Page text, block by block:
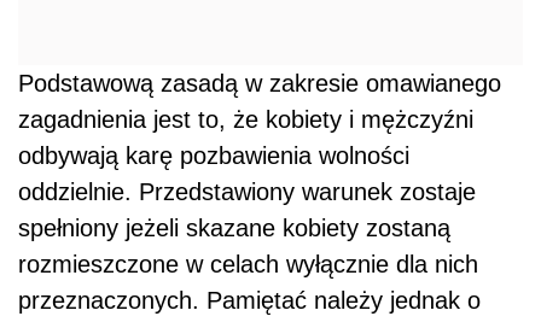
Podstawową zasadą w zakresie omawianego
zagadnienia jest to, że kobiety i mężczyźni
odbywają karę pozbawienia wolności
oddzielnie. Przedstawiony warunek zostaje
spełniony jeżeli skazane kobiety zostaną
rozmieszczone w celach wyłącznie dla nich
przeznaczonych. Pamiętać należy jednak o